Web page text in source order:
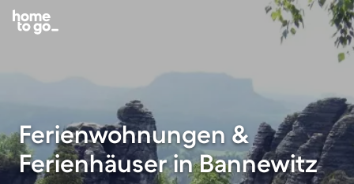
Ferienwohnungen &
Ferienhäuser in Bannewitz